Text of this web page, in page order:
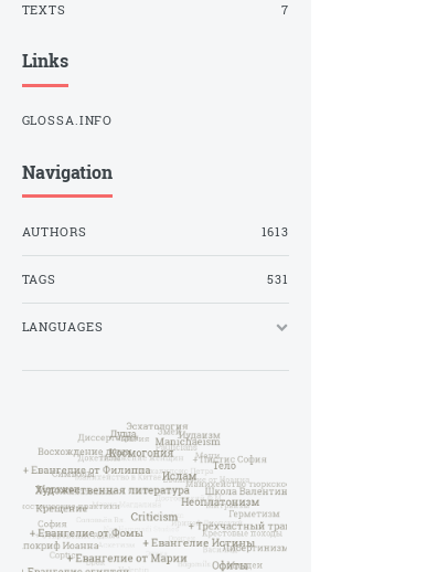
TEXTS 7
Links
GLOSSA.INFO
Navigation
AUTHORS 1613
TAGS 531
LANGUAGES